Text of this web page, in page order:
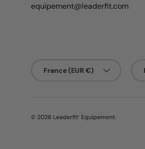
equipement@leaderfit.com
France (EUR €)
© 2026 Leaderfit’ Equipement.